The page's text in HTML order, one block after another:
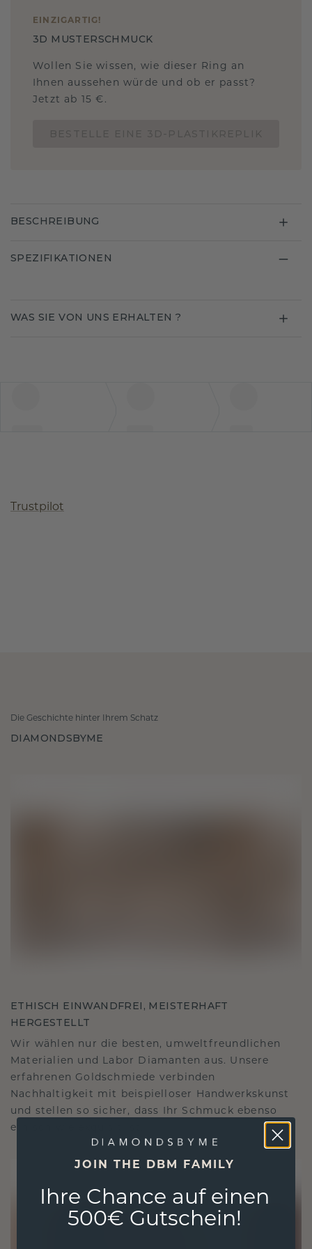
EINZIGARTIG !
3D MUSTERSCHMUCK
Wollen Sie wissen, wie dieser Ring an
Ihnen aussehen würde und ob er passt?
Jetzt ab 15 €.
BESCHREIBUNG
SPEZIFIKATIONEN
WAS SIE VON UNS ERHALTEN ?
Trustpilot
Die Geschichte hinter Ihrem Schatz
DIAMONDSBYME
ETHISCH EINWANDFREI, MEISTERHAFT
HERGESTELLT
Wir wählen nur die besten, umweltfreundlichen
Materialien und Labor Diamanten aus. Unsere
erfahrenen Goldschmiede verbinden
Nachhaltigkeit mit beispielloser Handwerkskunst
und stellen so sicher, dass Ihr Schmuck ebenso
ethisch wie exquisit ist.
JOIN THE DBM FAMILY
Ihre Chance auf einen
500€ Gutschein!